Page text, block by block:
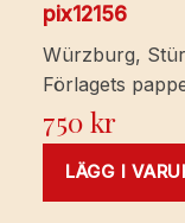
pix12156
Würzburg,
Förlagets
750kr
LÄGG I